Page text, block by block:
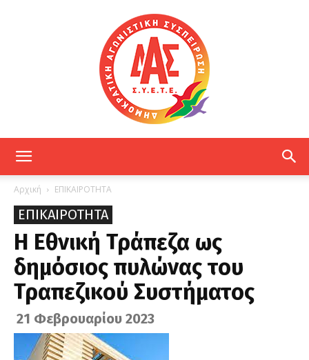
ΕΤΕ
Αρχική ΕΠΙΚΑΙΡΟΤΗΤΑ
ΕΠΙΚΑΙΡΟΤΗΤΑ
Η Εθνική Τράπεζα ως
δημόσιος πυλώνας του
Τραπεζικού Συστήματος
21 Φεβρουαρίου 2023